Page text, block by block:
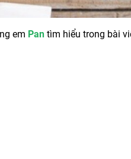
em Pan tìm hiểu trong bài